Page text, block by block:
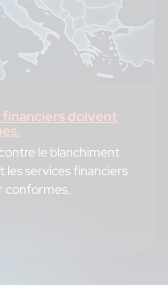
financiers doivent
le blanchiment
les services financiers
conformes.